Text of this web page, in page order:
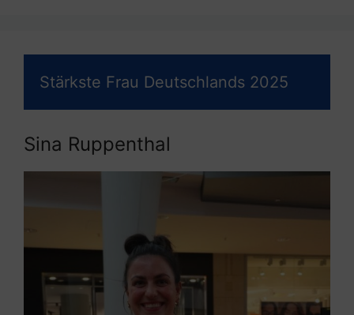
Stärkste Frau Deutschlands 2025
Sina Ruppenthal